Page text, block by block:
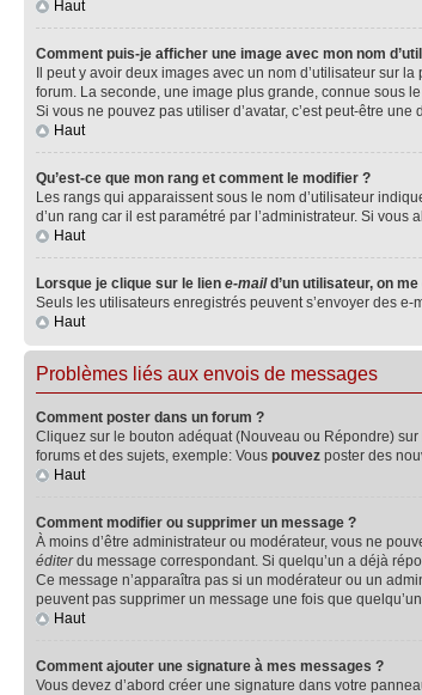
Haut
Comment puis-je afficher une image avec mon nom
Il peut y avoir deux images avec un nom d’utilisateur sur
forum. La seconde, une image plus grande, connue sous
Si vous ne pouvez pas utiliser d’avatar, c’est peut-être
Haut
Qu’est-ce que mon rang et comment le modifier ?
Les rangs qui apparaissent sous le nom d’utilisateur
d’un rang car il est paramétré par l’administrateur. Si
Haut
Lorsque je clique sur le lien e-maild’un utilisateur, on
Seuls les utilisateurs enregistrés peuvent s’envoyer des
Haut
Problèmes liés aux envois de messages
Comment poster dans un forum ?
Cliquez sur le bouton adéquat (Nouveau ou Répondre)
forums et des sujets, exemple: Vous pouvez poster des
Haut
Comment modifier ou supprimer un message ?
À moins d’être administrateur ou modérateur, vous ne
éditerdu message correspondant. Si quelqu’un a déjà
Ce message n’apparaîtra pas si un modérateur ou un
peuvent pas supprimer un message une fois que
Haut
Comment ajouter une signature à mes messages ?
Vous devez d’abord créer une signature dans votre